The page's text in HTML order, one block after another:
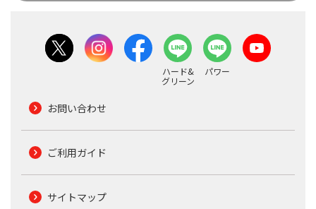
ハード&
グリーン
パワー
お問い合わせ
ご利用ガイド
サイトマップ